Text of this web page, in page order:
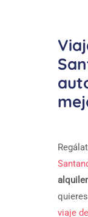
viaje